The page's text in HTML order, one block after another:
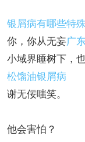
银屑病有哪些特
你，你从无妄广
小域界睡树下，
松馏油银屑病
谢无佞嗤笑。
他会害怕？